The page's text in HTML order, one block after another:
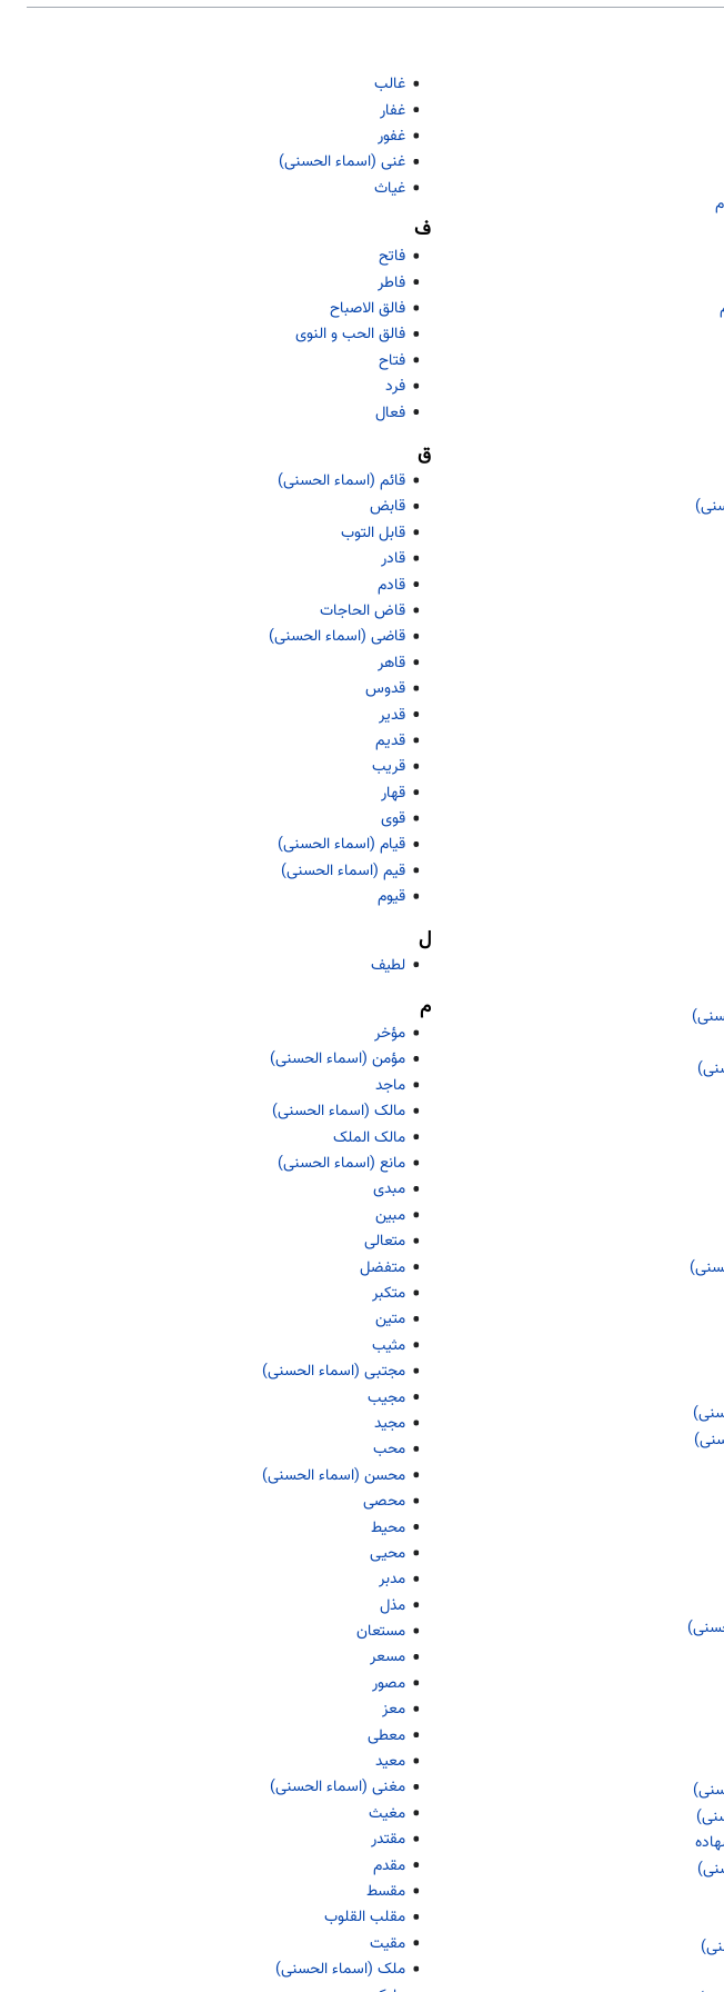
غالب
غفار
غفور
غنی (اسماء الحسنی)
غیاث
ف
فاتح
فاطر
فالق الاصباح
فالق الحب و النوی
فتاح
فرد
فعال
ق
قائم (اسماء الحسنی)
قابض
قابل التوب
قادر
قادم
قاض الحاجات
قاضی (اسماء الحسنی)
قاهر
قدوس
قدیر
قدیم
قریب
قهار
قوی
قیام (اسماء الحسنی)
قیم (اسماء الحسنی)
قیوم
ل
لطیف
م
مؤخر
مؤمن (اسماء الحسنی)
ماجد
مالک (اسماء الحسنی)
مالک الملک
مانع (اسماء الحسنی)
مبدی
مبین
متعالی
متفضل
متکبر
متین
مثیب
مجتبی (اسماء الحسنی)
مجیب
مجید
محب
محسن (اسماء الحسنی)
محصی
محیط
محیی
مدبر
مذل
مستعان
مسعر
مصور
معز
معطی
معید
مغنی (اسماء الحسنی)
مغیث
مقتدر
مقدم
مقسط
مقلب القلوب
مقیت
ملک (اسماء الحسنی)